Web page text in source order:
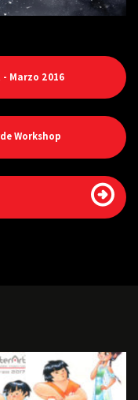
Marzo 2016
Workshop